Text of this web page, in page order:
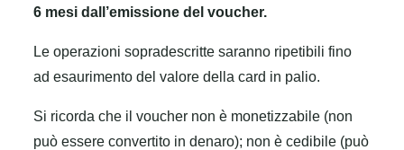
6 mesi dall’emissione del voucher.
Le operazioni sopradescritte saranno ripetibili fino
ad esaurimento del valore della card in palio.
Si ricorda che il voucher non è monetizzabile (non
può essere convertito in denaro); non è cedibile (può